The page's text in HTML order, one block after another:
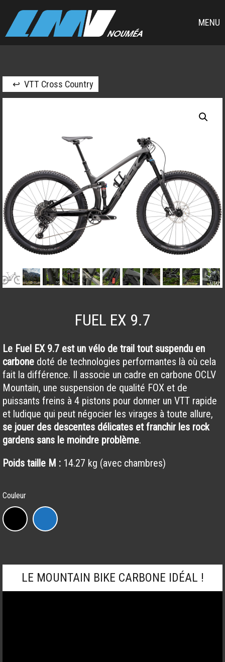
MENU
↩ VTT Cross Country
FUEL EX 9.7
Le Fuel EX 9.7 est un vélo de trail tout suspendu en
carbone doté de technologies performantes là où cela
fait la différence. Il associe un cadre en carbone OCLV
Mountain, une suspension de qualité FOX et de
puissants freins à 4 pistons pour donner un VTT rapide
et ludique qui peut négocier les virages à toute allure,
se jouer des descentes délicates et franchir les rock
gardens sans le moindre problème.
Poids taille M : 14.27 kg (avec chambres)
Couleur
quantity
LE MOUNTAIN BIKE CARBONE IDÉAL !